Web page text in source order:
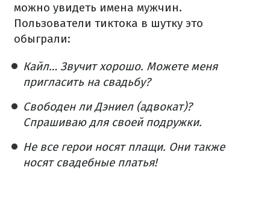
можно увидеть имена мужчин.
Пользователи тиктока в шутку это
обыграли:
Кайл… Звучит хорошо. Можете меня
пригласить на свадьбу?
Свободен ли Дэниел (адвокат)?
Спрашиваю для своей подружки.
Не все герои носят плащи. Они также
носят свадебные платья!